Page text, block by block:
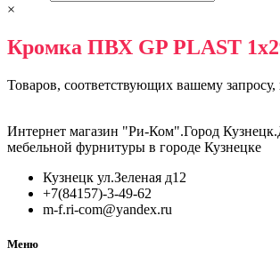
×
Кромка ПВХ GP PLAST
Товаров, соответствующих вашему
Интернет магазин "Ри-Ком".Город
мебельной фурнитуры в городе Кузнецке
Кузнецк ул.Зеленая д12
+7(84157)-3-49-62
m-f.ri-com@yandex.ru
Меню